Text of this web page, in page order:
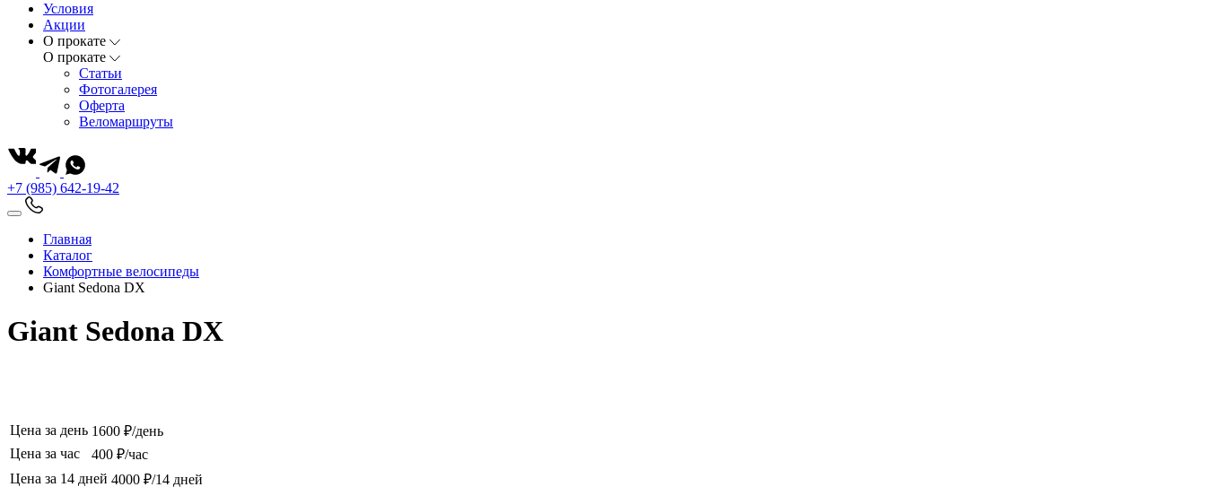
Условия
Акции
О прокате
О прокате
Статьи
Фотогалерея
Оферта
Веломаршруты
+7 (985) 642-19-42
Главная
Каталог
Комфортные велосипеды
Giant Sedona DX
Giant Sedona DX
Цена за день 1600 ₽/день
Цена за час
400 ₽/час
Цена за 14 дней 4000 ₽/14 дней